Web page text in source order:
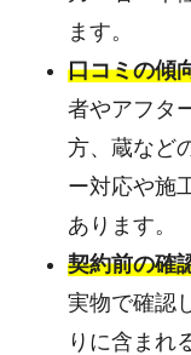
ます。
口コミの傾
者やアフタ
方、蔵など
ー対応や施
あります。
契約前の確
実物で確認
りに含まれ